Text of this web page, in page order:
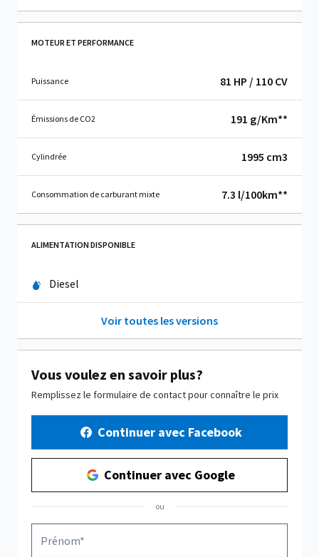
MOTEUR ET PERFORMANCE
Puissance 81 HP / 110 CV
Émissions de CO2 191 g/Km**
Cylindrée 1995 cm3
Consommation de carburant mixte 7.3 l/100km**
ALIMENTATION DISPONIBLE
Diesel
Voir toutes les versions
Vous voulez en savoir plus?
Remplissez le formulaire de contact pour connaître le prix
Continuer avec Facebook
Continuer avec Google
ou